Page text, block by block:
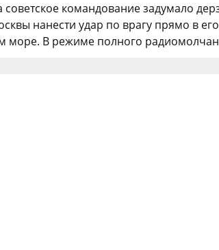
советское командование задумало
нанести удар по врагу прямо в
море. В режиме полного